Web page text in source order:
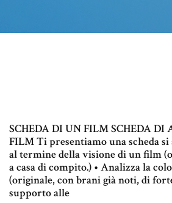
SCHEDA DI UN FILM SCHEDA DI
FILM Ti presentiamo una scheda
al termine della visione di un film
a casa di compito.) • Analizza la
(originale, con brani già noti, di
supporto alle